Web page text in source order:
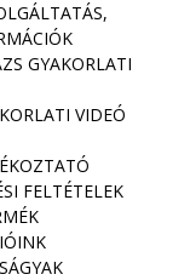
GYAKORLATI
VIDEÓ
FELTÉTELEK